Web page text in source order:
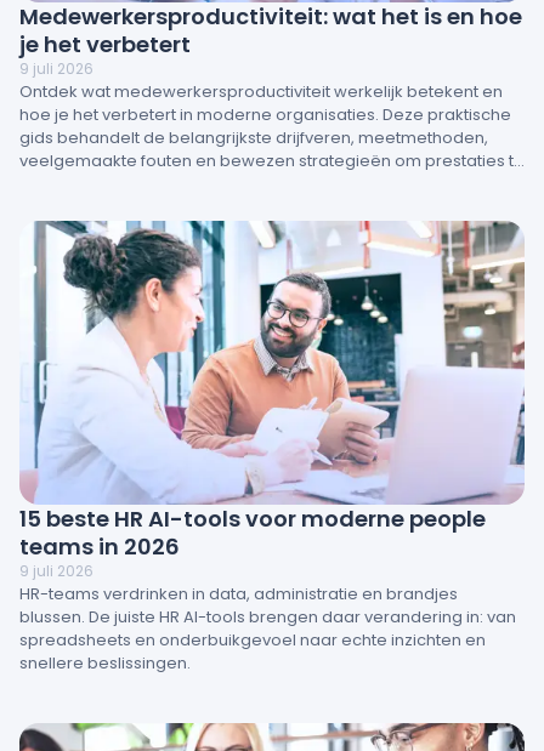
Medewerkersproductiviteit: wat het is en hoe
je het verbetert
9 juli 2026
Ontdek wat medewerkersproductiviteit werkelijk betekent en
hoe je het verbetert in moderne organisaties. Deze praktische
gids behandelt de belangrijkste drijfveren, meetmethoden,
veelgemaakte fouten en bewezen strategieën om prestaties te
HR-teams inzichten kunnen omzetten in actie.
15 beste HR AI-tools voor moderne people
teams in 2026
9 juli 2026
HR-teams verdrinken in data, administratie en brandjes
blussen. De juiste HR AI-tools brengen daar verandering in: van
spreadsheets en onderbuikgevoel naar echte inzichten en
snellere beslissingen.